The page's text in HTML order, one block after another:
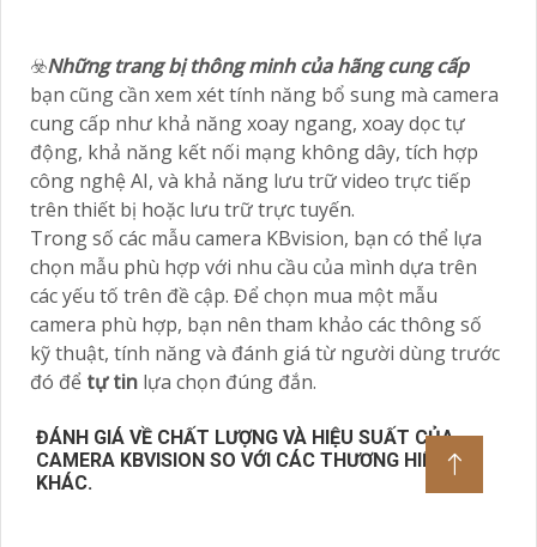
☣️Những trang bị thông minh của hãng cung cấp
bạn cũng cần xem xét tính năng bổ sung mà camera
cung cấp như khả năng xoay ngang, xoay dọc tự
động, khả năng kết nối mạng không dây, tích hợp
công nghệ AI, và khả năng lưu trữ video trực tiếp
trên thiết bị hoặc lưu trữ trực tuyến.
Trong số các mẫu camera KBvision, bạn có thể lựa
chọn mẫu phù hợp với nhu cầu của mình dựa trên
các yếu tố trên đề cập. Để chọn mua một mẫu
camera phù hợp, bạn nên tham khảo các thông số
kỹ thuật, tính năng và đánh giá từ người dùng trước
đó để tự tin lựa chọn đúng đắn.
ĐÁNH GIÁ VỀ CHẤT LƯỢNG VÀ HIỆU SUẤT CỦA
CAMERA KBVISION SO VỚI CÁC THƯƠNG HIỆU
KHÁC.